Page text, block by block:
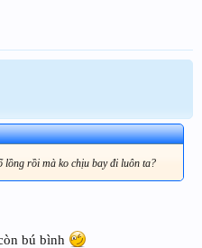
lồng rồi mà ko chịu bay đi luôn ta?
bú bình